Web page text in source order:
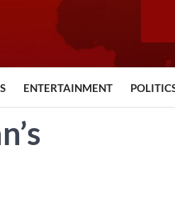
ENTERTAINMENT